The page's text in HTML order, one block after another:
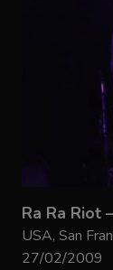
Ra Ra Riot
USA, San
27/02/2009